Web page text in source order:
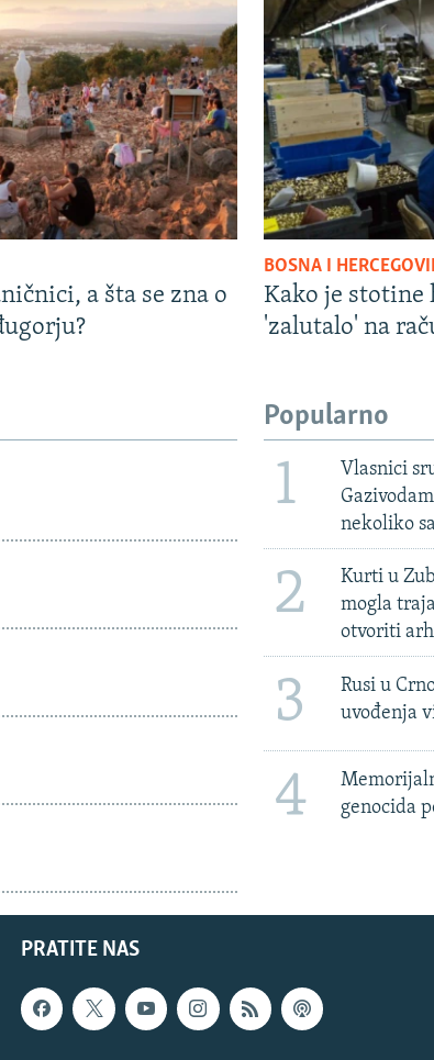
a šta se zna o
BOSNA I
Kako je stotine
'zalutalo' na
Popularno
1
Vlasnici
nekoliko
2
Kurti u
mogla
otvoriti
3
Rusi u
uvođenja
4
genocida
PRATITE NAS